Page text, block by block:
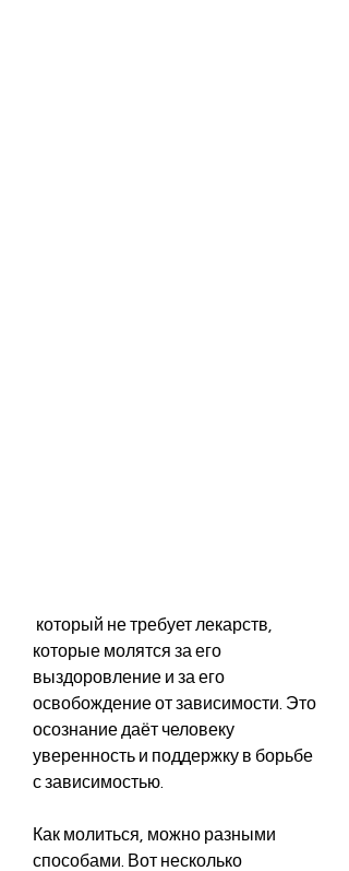
которые молятся за его
выздоровление и за его
освобождение от зависимости. Это
осознание даёт человеку
уверенность и поддержку в борьбе
с зависимостью.
Как молиться, можно разными
способами. Вот несколько